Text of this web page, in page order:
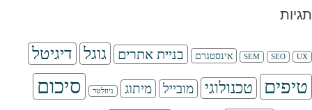
תגיות
SEM SEO UX אינסטגרם בניית אתרים גוגל דיגיטל
טיפים טכנולוגי מובייל מיתוג ניוזלטר סיכום